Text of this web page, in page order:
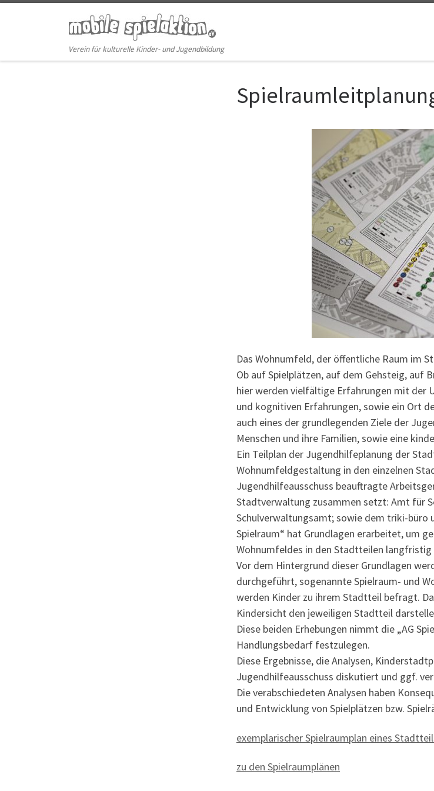
Verein für kulturelle Kinder- und Jugendbildung
Das Wohnumfeld, der öffentliche Raum im
Ob auf Spielplätzen, auf dem Gehsteig, auf
hier werden vielfältige Erfahrungen mit der
und kognitiven Erfahrungen, sowie ein Ort
auch eines der grundlegenden Ziele der
Menschen und ihre Familien, sowie eine
Ein Teilplan der Jugendhilfeplanung der
Wohnumfeldgestaltung in den einzelnen
Jugendhilfeausschuss beauftragte
Stadtverwaltung zusammen setzt: Amt für
Schulverwaltungsamt; sowie dem triki-büro
Spielraum“ hat Grundlagen erarbeitet, um
Wohnumfeldes in den Stadtteilen langfristig
Vor dem Hintergrund dieser Grundlagen
durchgeführt, sogenannte Spielraum- und
werden Kinder zu ihrem Stadtteil befragt.
Kindersicht den jeweiligen Stadtteil
Diese beiden Erhebungen nimmt die „AG
Handlungsbedarf festzulegen.
Diese Ergebnisse, die Analysen,
Jugendhilfeausschuss diskutiert und ggf.
Die verabschiedeten Analysen haben
und Entwicklung von Spielplätzen bzw.
exemplarischer Spielraumplan eines
zu den Spielraumplänen